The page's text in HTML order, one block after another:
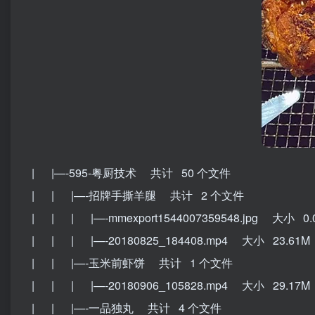
| |—-595-粤厨技术 共计 50 个文件
| | |—-招牌手撕羊腿 共计 2 个文件
| | | |—-mmexport1544007359548.jpg 大小
| | | |—-20180825_184408.mp4 大小 23.61M
| | |—-玉米前虾饼 共计 1 个文件
| | | |—-20180906_105828.mp4 大小 29.17M
| | |—-一品独丸 共计 4 个文件